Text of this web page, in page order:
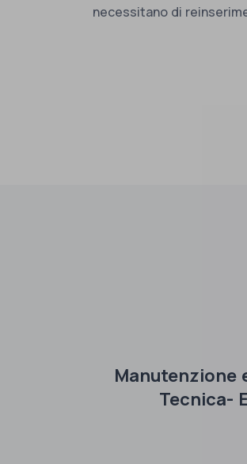
necessitano di
Manutenzione
Tecnica-